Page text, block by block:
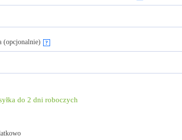
(opcjonalnie) ?
do 2 dni roboczych